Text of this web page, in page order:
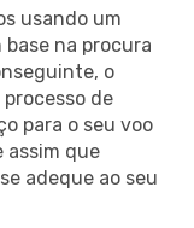
usando um
na procura
o
de
para o seu voo
assim que
adeque ao seu